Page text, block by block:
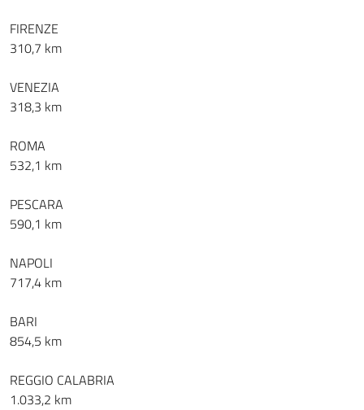
FIRENZE
310,7 km
VENEZIA
318,3 km
ROMA
532,1 km
PESCARA
590,1 km
NAPOLI
717,4 km
BARI
854,5 km
REGGIO CALABRIA
1.033,2 km